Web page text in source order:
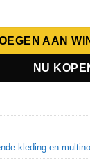
AAN
NU
kleding en